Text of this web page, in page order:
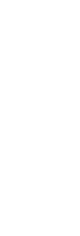
人の皆様へ
以下「成年被後見
年後見人等」とい
きることとしまし